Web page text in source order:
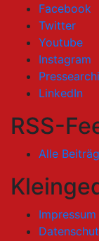
Facebook
Twitter
Youtube
Instagram
LinkedIn
RSS-
Alle
Impressum